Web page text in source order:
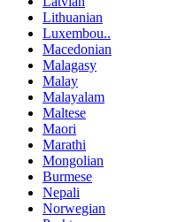
Lithuanian
Luxembou..
Macedonian
Malagasy
Malay
Malayalam
Maltese
Maori
Marathi
Mongolian
Burmese
Nepali
Norwegian